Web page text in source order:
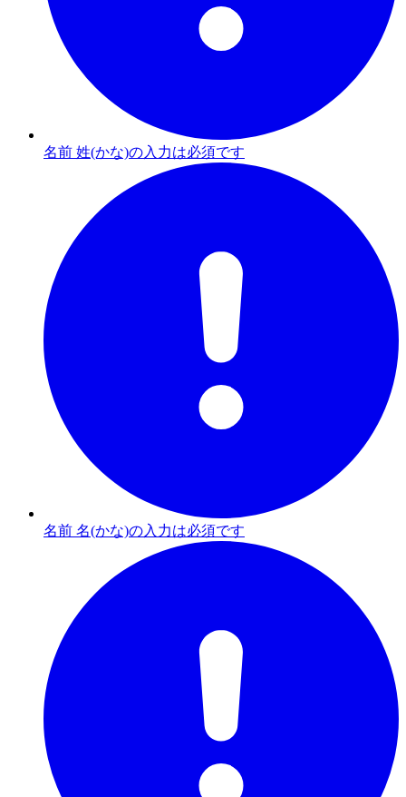
名前 姓(かな)の入力は必須です
名前 名(かな)の入力は必須です